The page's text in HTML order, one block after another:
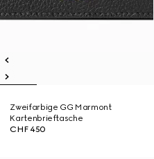
Zweifarbige GG Marmont
Kartenbrieftasche
CHF 450